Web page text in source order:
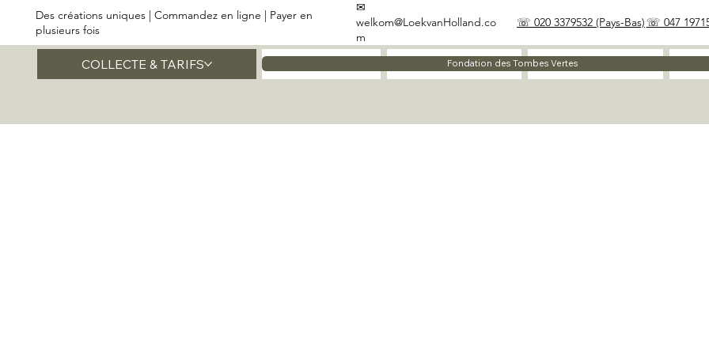
Des créations uniques | Commandez en ligne | Payer en
plusieurs fois
☏ 020 3379532 (Pays-Bas) ☏ 047
✉
welkom@LoekvanHolland.co
m
COLLECTE & TARIFS À propos Matériaux
Fondation des Tombes Vertes